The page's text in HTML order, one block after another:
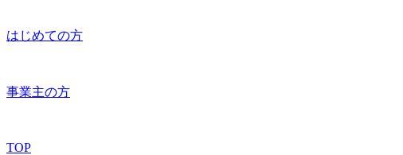
はじめての方
事業主の方
TOP